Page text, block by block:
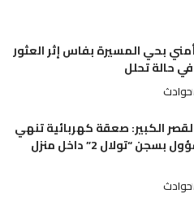
بحي المسيرة بفاس إثر العثور
حالة تحلل
حوادث
الكبير: صعقة كهربائية تنهي
حياة مسؤول بسجن “تولال 2” داخل منزل
حوادث